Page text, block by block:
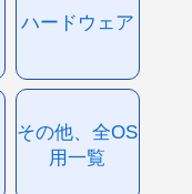
ハードウェア
その他、全OS
用一覧